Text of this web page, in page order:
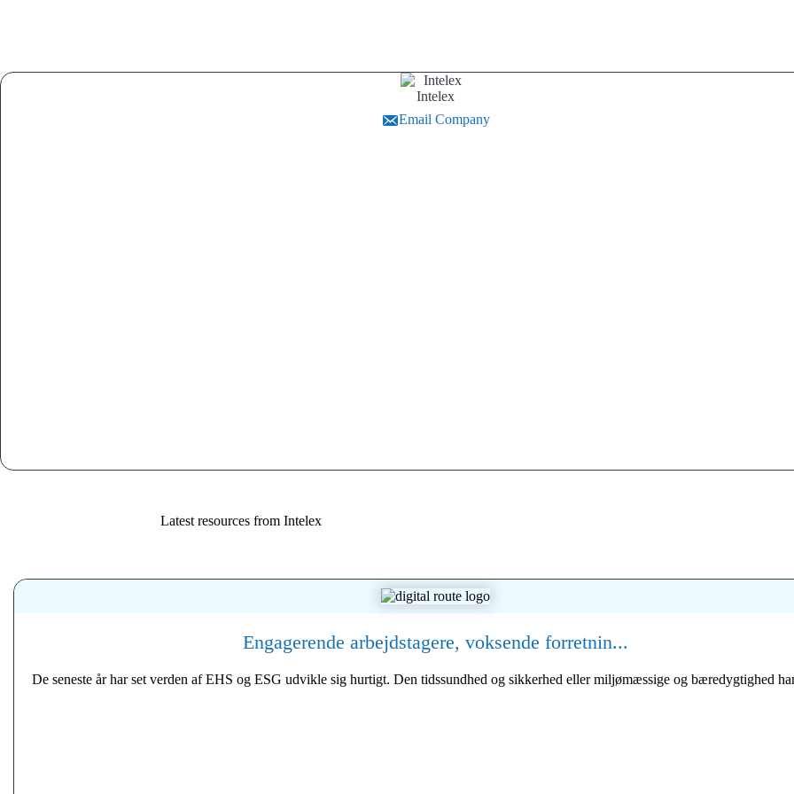
Intelex
Email Company
Latest resources from Intelex
Engagerende arbejdstagere, voksende forretnin...
De seneste år har set verden af ​​EHS og ESG udvikle sig hurtigt. Den tidssundhed og sikkerhed eller miljømæssige og bæredygtighed